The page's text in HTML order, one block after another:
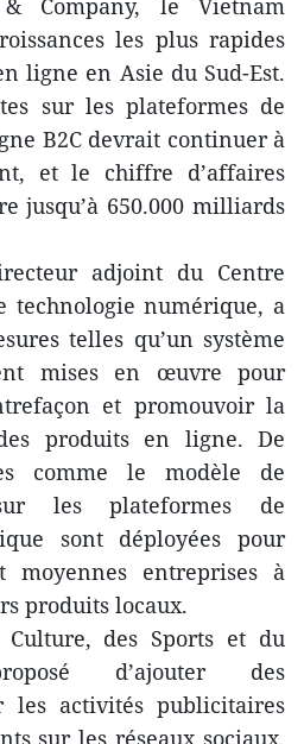
les plus rapides
ligne en Asie du Sud-Est.
sur les plateformes de
B2C devrait continuer à
et le chiffre d’affaires
jusqu’à 650.000 milliards
adjoint du Centre
technologie numérique, a
telles qu’un système
mises en œuvre pour
et promouvoir la
produits en ligne. De
comme le modèle de
les plateformes de
sont déployées pour
entreprises à
produits locaux.
des Sports et du
d’ajouter des
les activités publicitaires
sur les réseaux sociaux,